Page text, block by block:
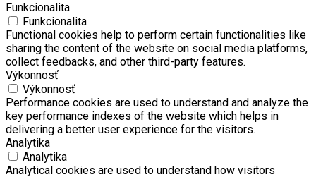
Funkcionalita
Funkcionalita
Functional cookies help to perform certain functionalities like
sharing the content of the website on social media platforms,
collect feedbacks, and other third-party features.
Výkonnosť
Výkonnosť
Performance cookies are used to understand and analyze the
key performance indexes of the website which helps in
delivering a better user experience for the visitors.
Analytika
Analytika
Analytical cookies are used to understand how visitors